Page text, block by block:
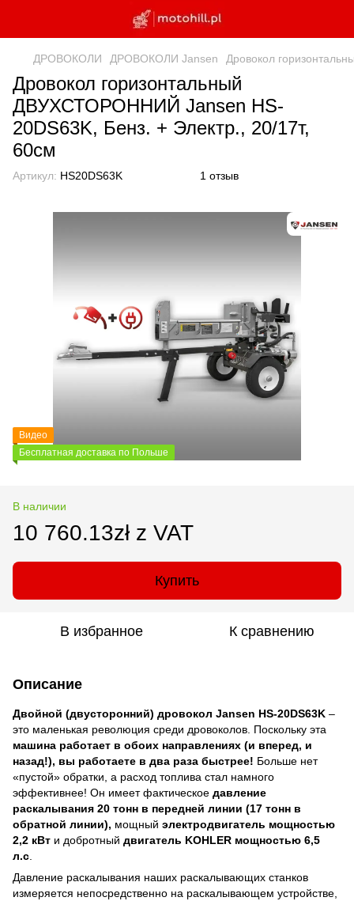
ДРОВОКОЛИ ДРОВОКОЛИ Jansen Дровокол
Дровокол горизонтальный
ДВУХСТОРОННИЙ Jansen HS-
20DS63K, Бенз. + Электр., 20/17т,
60см
Артикул: HS20DS63K 1 отзыв
Видео
Бесплатная доставка по Польше
В наличии
10 760.13zł z VAT
Купить
В избранное К сравнению
Описание
Двойной (двусторонний) дровокол Jansen HS-20DS63K –
это маленькая революция среди дровоколов. Поскольку эта
машина работает в обоих направлениях (и вперед, и
назад!), вы работаете в два раза быстрее! Больше нет
«пустой» обратки, а расход топлива стал намного
эффективнее! Он имеет фактическое давление
раскалывания 20 тонн в передней линии (17 тонн в
обратной линии), мощный электродвигатель мощностью
2,2 кВт и добротный двигатель KOHLER мощностью 6,5
л.с
Давление раскалывания наших раскалывающих станков
измеряется непосредственно на раскалывающем устройстве,